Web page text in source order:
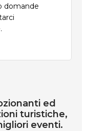
domande
ed
turistiche,
eventi.